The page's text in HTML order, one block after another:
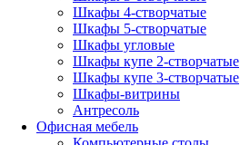
Шкафы 4-створчатые
Шкафы 5-створчатые
Шкафы угловые
Шкафы купе 2-створчатые
Шкафы купе 3-створчатые
Шкафы-витрины
Антресоль
Офисная мебель